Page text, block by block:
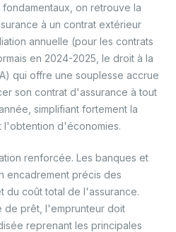
on retrouve la
à un contrat extérieur
annuelle (pour les contrats
en 2024-2025, le droit à la
qui offre une souplesse accrue
son contrat d'assurance à tout
simplifiant fortement la
l'obtention d'économies.
renforcée. Les banques et
encadrement précis des
du coût total de l'assurance.
de prêt, l'emprunteur doit
reprenant les principales